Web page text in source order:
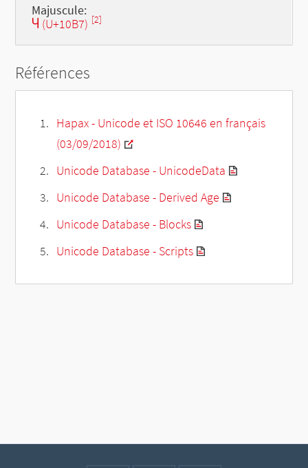
Majuscule:
Ⴗ (U+10B7) [2]
Références
Hapax - Unicode et ISO 10646 en français
(03/09/2018)
Unicode Database - UnicodeData
Unicode Database - Derived Age
Unicode Database - Blocks
Unicode Database - Scripts